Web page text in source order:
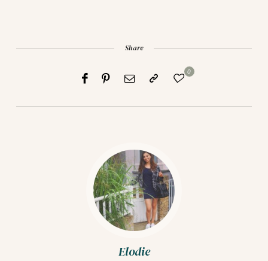
Share
0
Elodie